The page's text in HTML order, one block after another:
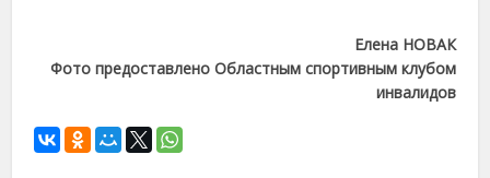
Елена НОВАК
Фото предоставлено Областным спортивным клубом
инвалидов